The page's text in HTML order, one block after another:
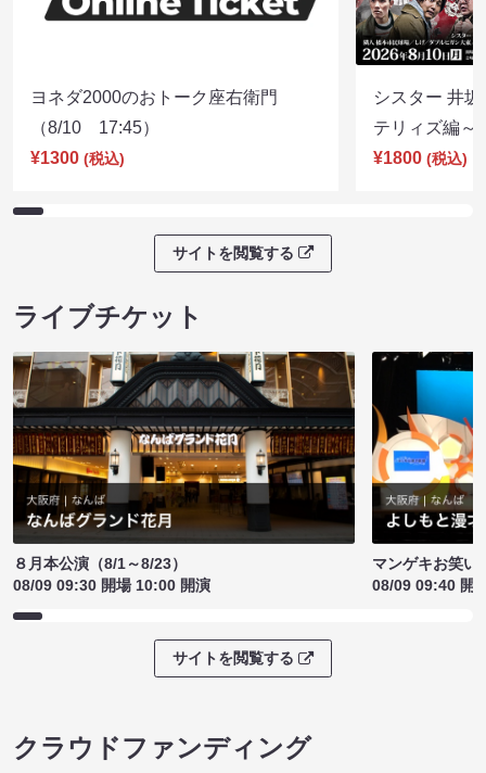
ヨネダ2000のおトーク座右衛門
（8/10 17:45）
¥1300 (税込)
シスター 井
テリィズ編
¥1800 (税込)
サイトを閲覧する
ライブチケット
８月本公演（8/1～8/23）
08/09 09:30 開場 10:00 開演
マンゲキお笑い
08/09 09:40 開
サイトを閲覧する
クラウドファンディング